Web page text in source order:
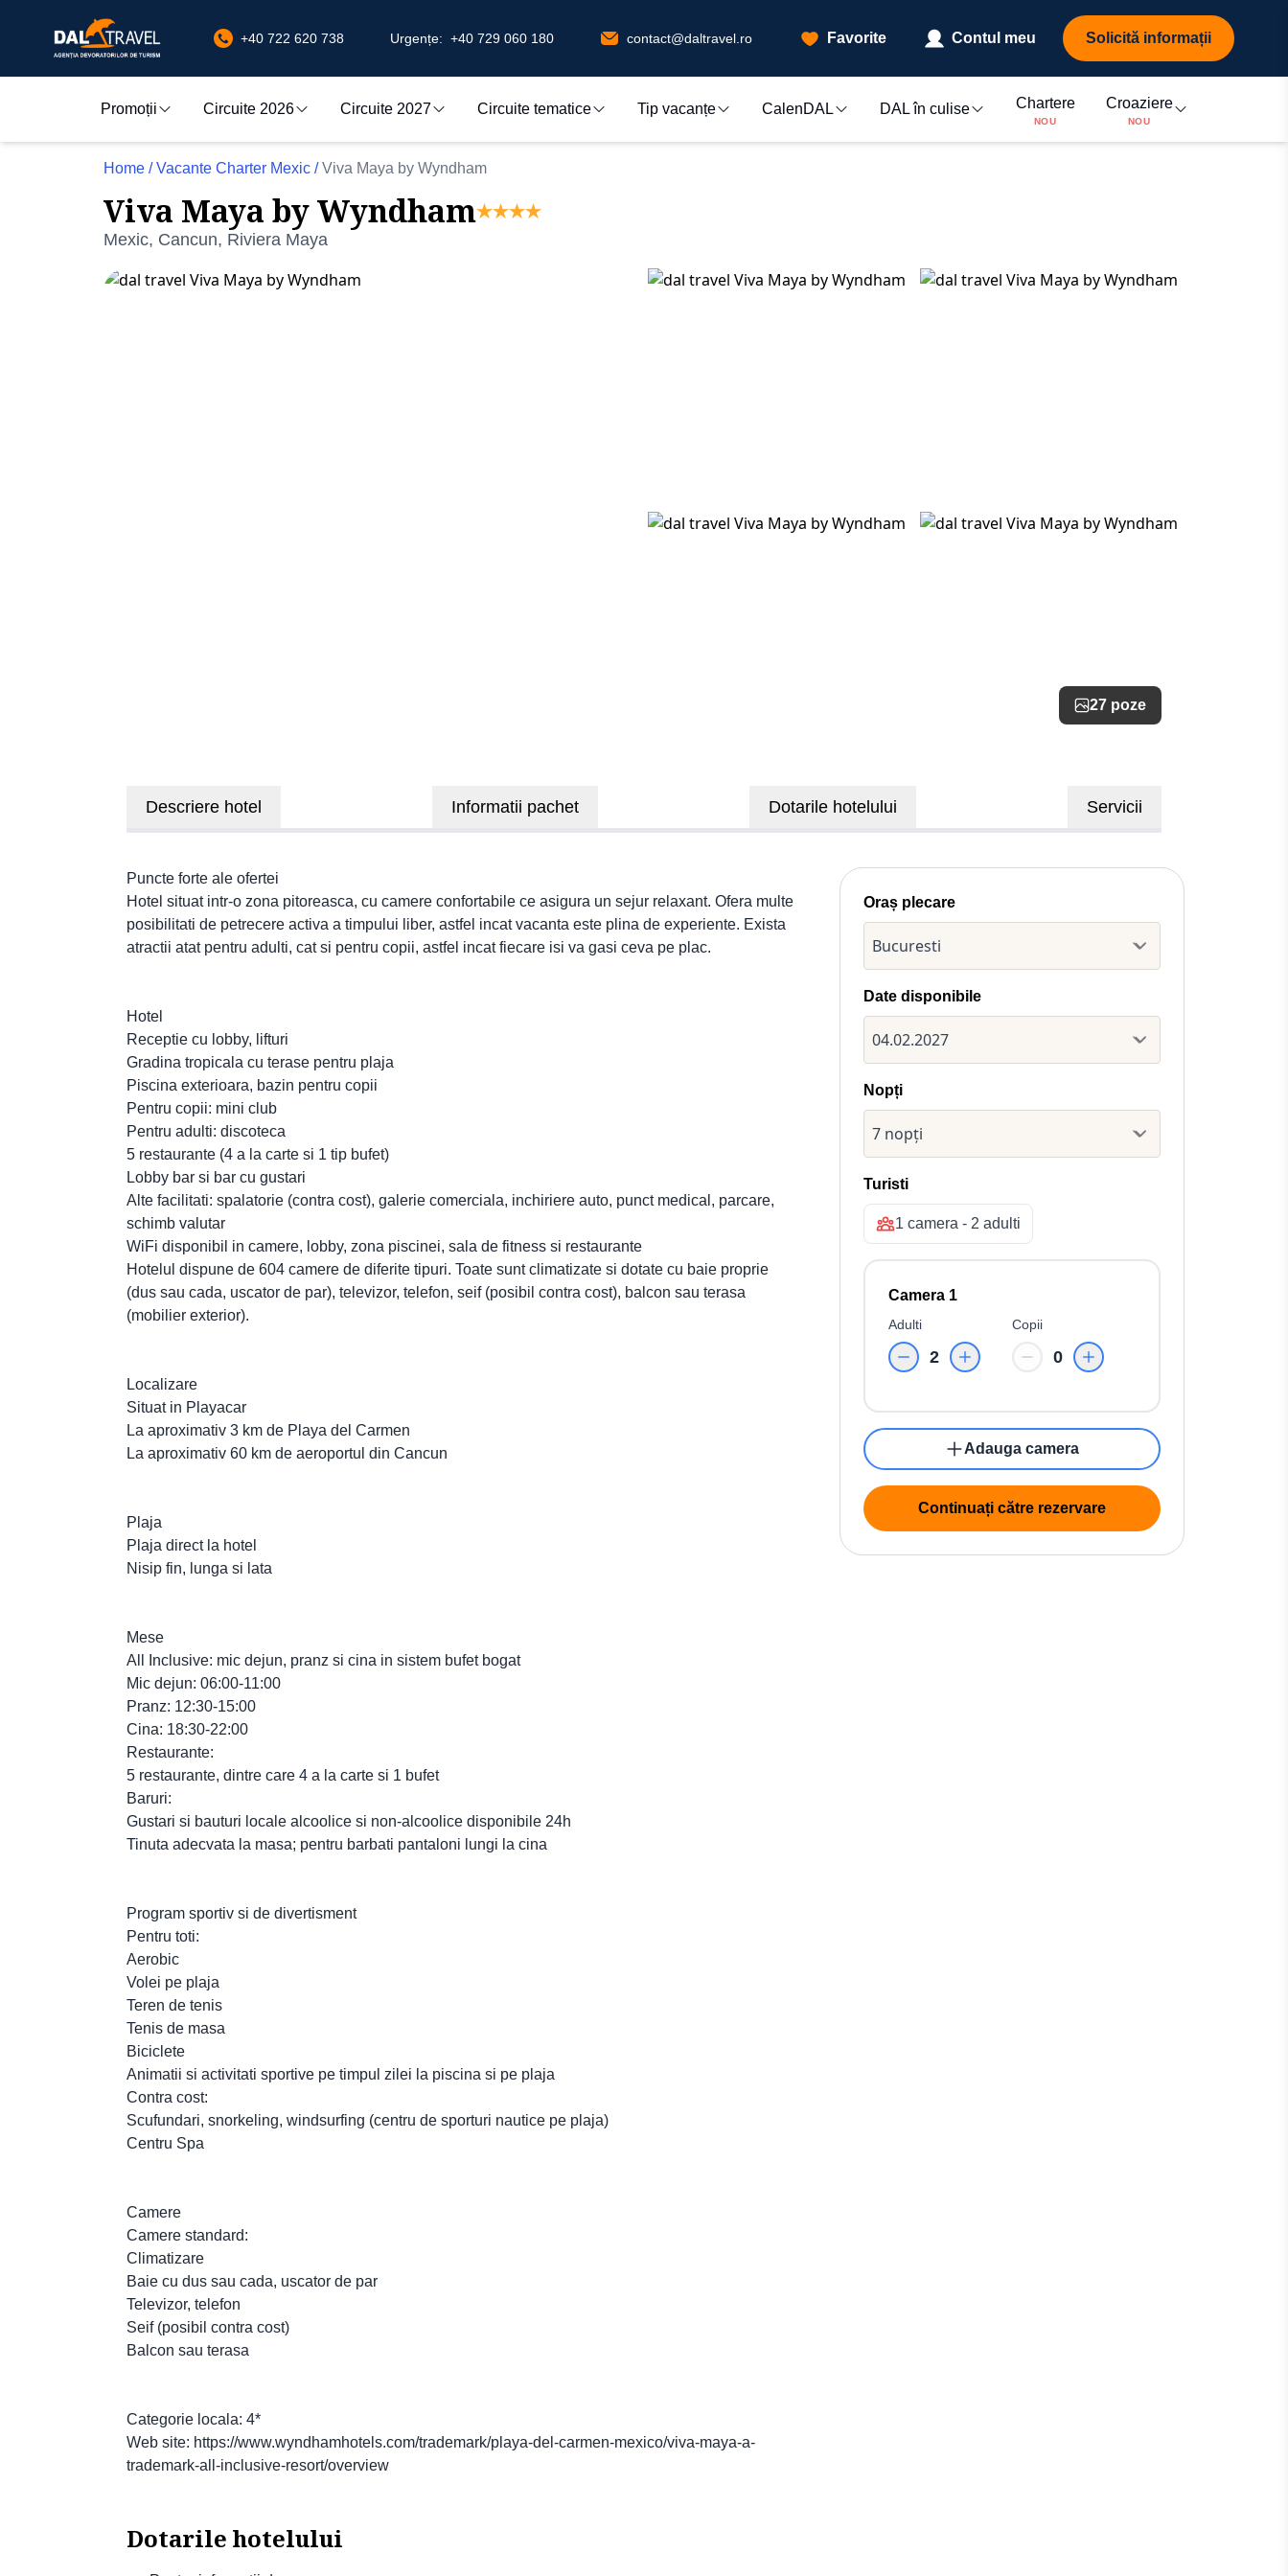
+40 722 620 738 Urgențe: +40 729 060 180 contact@daltravel.ro Favorite Contul meu Solicită informații
Promoții Circuite 2026 Circuite 2027 Circuite tematice Tip vacanțe CalenDAL DAL în culise Chartere
NOU
Croaziere
NOU
Home / Vacante Charter Mexic / Viva Maya by Wyndham
Viva Maya by Wyndham
Mexic, Cancun, Riviera Maya
27 poze
Descriere hotel Informatii pachet Dotarile hotelului Servicii
Puncte forte ale ofertei
Hotel situat intr-o zona pitoreasca, cu camere confortabile ce asigura un sejur relaxant. Ofera multe
posibilitati de petrecere activa a timpului liber, astfel incat vacanta este plina de experiente. Exista
atractii atat pentru adulti, cat si pentru copii, astfel incat fiecare isi va gasi ceva pe plac.
Hotel
Receptie cu lobby, lifturi
Gradina tropicala cu terase pentru plaja
Piscina exterioara, bazin pentru copii
Pentru copii: mini club
Pentru adulti: discoteca
5 restaurante (4 a la carte si 1 tip bufet)
Lobby bar si bar cu gustari
Alte facilitati: spalatorie (contra cost), galerie comerciala, inchiriere auto, punct medical, parcare,
schimb valutar
WiFi disponibil in camere, lobby, zona piscinei, sala de fitness si restaurante
Hotelul dispune de 604 camere de diferite tipuri. Toate sunt climatizate si dotate cu baie proprie
(dus sau cada, uscator de par), televizor, telefon, seif (posibil contra cost), balcon sau terasa
(mobilier exterior).
Localizare
Situat in Playacar
La aproximativ 3 km de Playa del Carmen
La aproximativ 60 km de aeroportul din Cancun
Plaja
Plaja direct la hotel
Nisip fin, lunga si lata
Mese
All Inclusive: mic dejun, pranz si cina in sistem bufet bogat
Mic dejun: 06:00-11:00
Pranz: 12:30-15:00
Cina: 18:30-22:00
Restaurante:
5 restaurante, dintre care 4 a la carte si 1 bufet
Baruri:
Gustari si bauturi locale alcoolice si non-alcoolice disponibile 24h
Tinuta adecvata la masa; pentru barbati pantaloni lungi la cina
Program sportiv si de divertisment
Pentru toti:
Aerobic
Volei pe plaja
Teren de tenis
Tenis de masa
Biciclete
Animatii si activitati sportive pe timpul zilei la piscina si pe plaja
Contra cost:
Scufundari, snorkeling, windsurfing (centru de sporturi nautice pe plaja)
Centru Spa
Camere
Camere standard:
Climatizare
Baie cu dus sau cada, uscator de par
Televizor, telefon
Seif (posibil contra cost)
Balcon sau terasa
Categorie locala: 4*
Web site: https://www.wyndhamhotels.com/trademark/playa-del-carmen-mexico/viva-maya-a-
trademark-all-inclusive-resort/overview
Dotarile hotelului
Oraș plecare
Date disponibile
Nopți
Turisti
1 camera - 2 adulti
Camera 1
Adulti
2
Copii
0
Adauga camera
Continuați către rezervare